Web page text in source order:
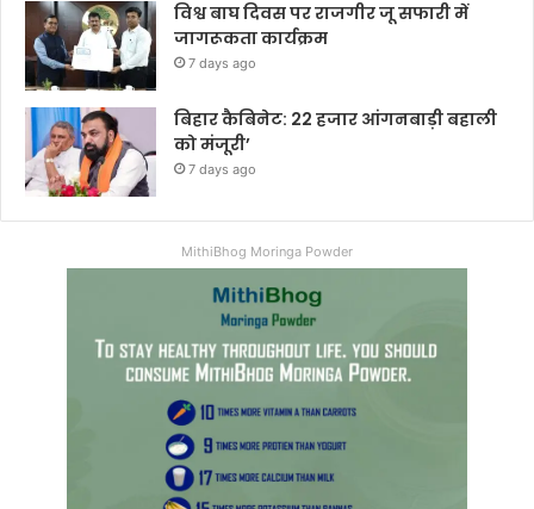
विश्व बाघ दिवस पर राजगीर जू सफारी में
जागरूकता कार्यक्रम
7 days ago
बिहार कैबिनेट: 22 हजार आंगनबाड़ी बहाली
को मंजूरी’
7 days ago
MithiBhog Moringa Powder